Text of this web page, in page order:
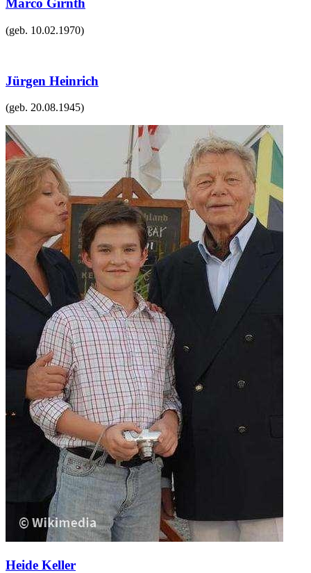
Marco Girnth
(geb. 10.02.1970)
Jürgen Heinrich
(geb. 20.08.1945)
Heide Keller